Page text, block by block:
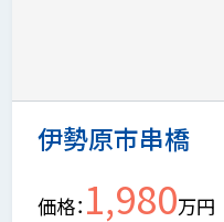
伊勢原市串橋
価格 1,980万円